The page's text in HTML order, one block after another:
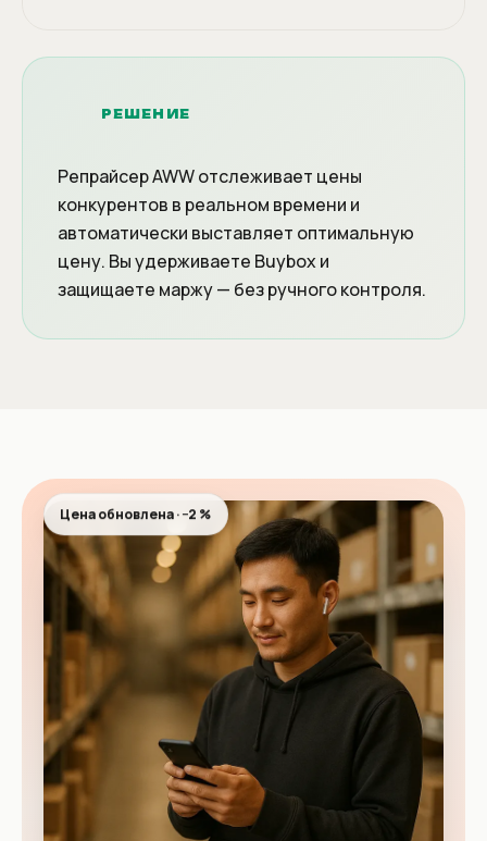
РЕШЕНИЕ
Репрайсер AWW отслеживает цены
конкурентов в реальном времени и
автоматически выставляет оптимальную
цену. Вы удерживаете Buybox и
защищаете маржу — без ручного контроля.
Цена обновлена · −2 %